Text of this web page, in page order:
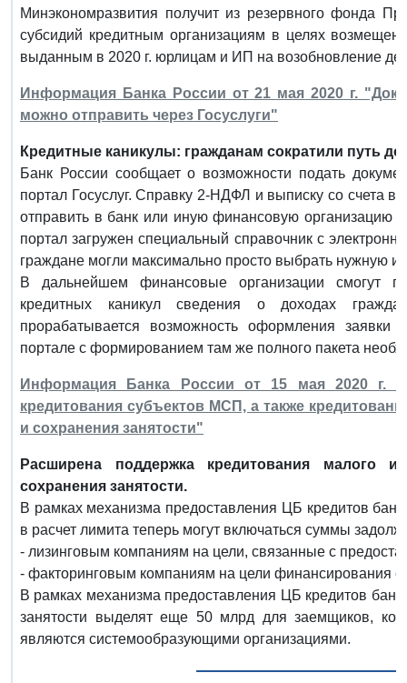
Минэкономразвития получит из резервного фонда
субсидий кредитным организациям в целях
выданным в 2020 г. юрлицам и ИП на возобновление
Информация Банка России от 21 мая 2020 г.
можно отправить через Госуслуги"
Кредитные каникулы: гражданам сократили путь до
Банк России сообщает о возможности подать
портал Госуслуг. Справку 2-НДФЛ и выписку со счета
отправить в банк или иную финансовую организацию
портал загружен специальный справочник с
граждане могли максимально просто выбрать нужную
В дальнейшем финансовые организации смогут
кредитных каникул сведения о доходах
прорабатывается возможность оформления заявки
портале с формированием там же полного пакета
Информация Банка России от 15 мая 2020 г.
кредитования субъектов МСП, а также
и сохранения занятости"
Расширена поддержка кредитования малого
сохранения занятости.
В рамках механизма предоставления ЦБ кредитов
в расчет лимита теперь могут включаться суммы
- лизинговым компаниям на цели, связанные с
- факторинговым компаниям на цели финансирования
В рамках механизма предоставления ЦБ кредитов
занятости выделят еще 50 млрд для заемщиков,
являются системообразующими организациями.